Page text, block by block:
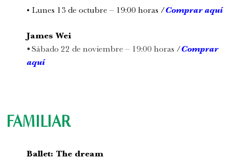
• Lunes 13 de octubre – 19:00 horas /Comprar aquí
James Wei
•Sábado 22 de noviembre – 19:00 horas /Comprar
aquí
FAMILIAR
Ballet: The dream